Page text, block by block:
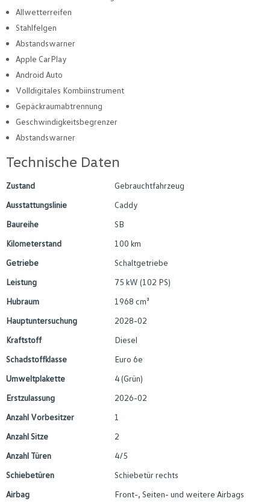
Allwetterreifen
Stahlfelgen
Abstandswarner
Apple CarPlay
Android Auto
Volldigitales Kombiinstrument
Gepäckraumabtrennung
Geschwindigkeitsbegrenzer
Abstandswarner
Technische Daten
Zustand
Gebrauchtfahrzeug
Ausstattungslinie
Caddy
Baureihe
SB
Kilometerstand
100 km
Getriebe
Schaltgetriebe
Leistung
75 kW (102 PS)
Hubraum
1968 cm³
Hauptuntersuchung
2028-02
Kraftstoff
Diesel
Schadstoffklasse
Euro 6e
Umweltplakette
4 (Grün)
Erstzulassung
2026-02
Anzahl Vorbesitzer
1
Anzahl Sitze
2
Anzahl Türen
4/5
Schiebetüren
Schiebetür rechts
Airbag
Front-, Seiten- und weitere Airbags